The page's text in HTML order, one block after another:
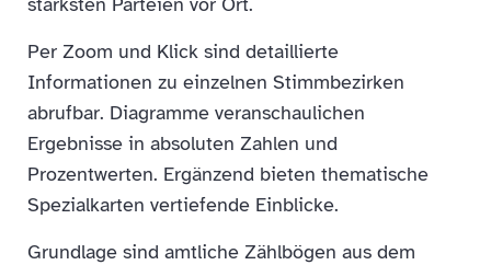
Per Zoom und Klick sind detaillierte
Informationen zu einzelnen Stimmbezirken
abrufbar. Diagramme veranschaulichen
Ergebnisse in absoluten Zahlen und
Prozentwerten. Ergänzend bieten thematische
Spezialkarten vertiefende Einblicke.
Grundlage sind amtliche Zählbögen aus dem